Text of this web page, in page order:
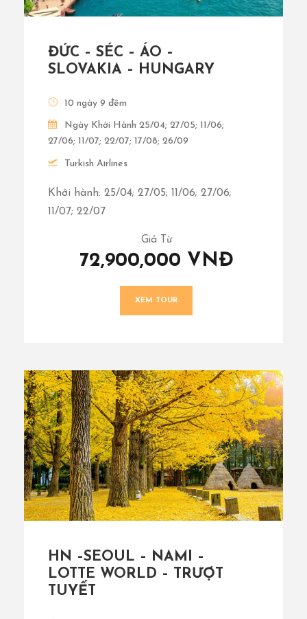
ĐỨC – SÉC – ÁO –
SLOVAKIA – HUNGARY
10 ngày 9 đêm
Ngày Khởi Hành 25/04; 27/05; 11/06;
27/06; 11/07; 22/07; 17/08; 26/09
Turkish Airlines
Khởi hành: 25/04; 27/05; 11/06; 27/06;
11/07; 22/07
Giá Từ
72,900,000 VNĐ
XEM TOUR
HN –SEOUL – NAMI –
LOTTE WORLD – TRƯỢT
TUYẾT